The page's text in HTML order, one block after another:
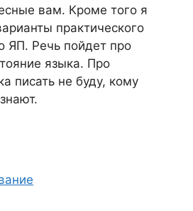
вам. Кроме того я
практического
ЯП. Речь пойдет про
языка. Про
писать не буду, кому